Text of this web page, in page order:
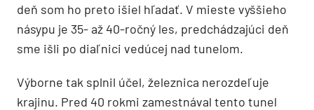
deň som ho preto išiel hľadať. V mieste vyššieho
násypu je 35- až 40-ročný les, predchádzajúci deň
sme išli po diaľnici vedúcej nad tunelom.
Výborne tak splnil účel, železnica nerozdeľuje
krajinu. Pred 40 rokmi zamestnával tento tunel